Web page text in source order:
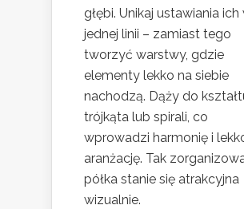
głębi. Unikaj ustawiania ich
jednej linii – zamiast tego
tworzyć warstwy, gdzie
elementy lekko na siebie
nachodzą. Dąży do
trójkąta lub spirali, co
wprowadzi harmonię i
aranżację. Tak
półka stanie się atrakcyjna
wizualnie.